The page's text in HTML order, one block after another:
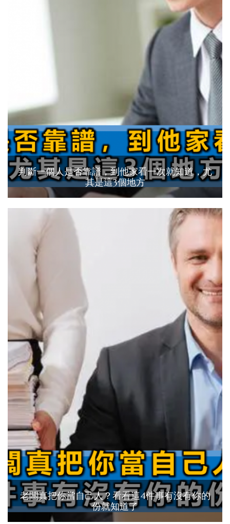
判斷一個人是否靠譜，到他家看一次就知道，尤
其是這3個地方
老闆真把你當自己人？看看這4件事有沒有你的
份就知道了